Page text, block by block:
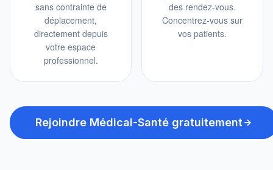
sans contrainte de
déplacement,
directement depuis
votre espace
professionnel.
des rendez-vous.
Concentrez-vous sur
vos patients.
Rejoindre Médical-Santé gratuitement